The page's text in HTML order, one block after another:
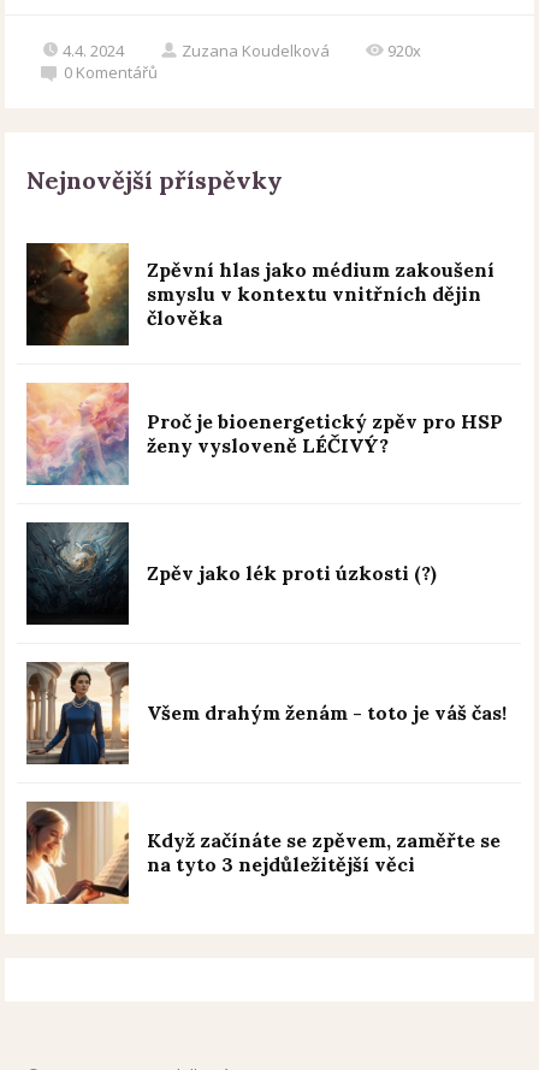
4.4. 2024 Zuzana Koudelková
920x
0 Komentářů
Nejnovější příspěvky
Zpěvní hlas jako médium zakoušení
smyslu v kontextu vnitřních dějin
člověka
Proč je bioenergetický zpěv pro HSP
ženy vysloveně LÉČIVÝ?
Zpěv jako lék proti úzkosti (?)
Všem drahým ženám - toto je váš čas!
Když začínáte se zpěvem, zaměřte se
na tyto 3 nejdůležitější věci